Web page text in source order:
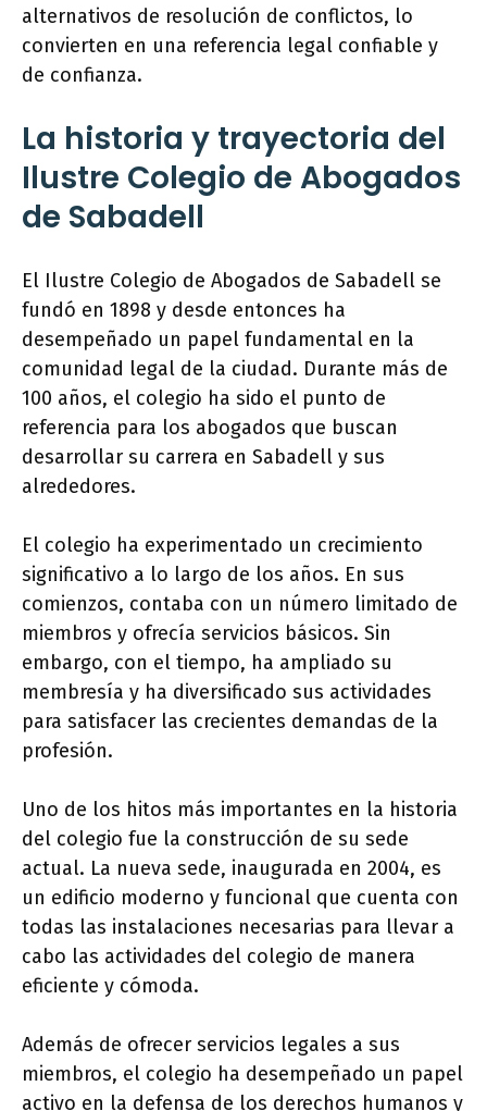
alternativos de resolución de conflictos, lo
convierten en una referencia legal confiable y
de confianza.
La historia y trayectoria del
Ilustre Colegio de Abogados
de Sabadell
El Ilustre Colegio de Abogados de Sabadell se
fundó en 1898 y desde entonces ha
desempeñado un papel fundamental en la
comunidad legal de la ciudad. Durante más de
100 años, el colegio ha sido el punto de
referencia para los abogados que buscan
desarrollar su carrera en Sabadell y sus
alrededores.
El colegio ha experimentado un crecimiento
significativo a lo largo de los años. En sus
comienzos, contaba con un número limitado de
miembros y ofrecía servicios básicos. Sin
embargo, con el tiempo, ha ampliado su
membresía y ha diversificado sus actividades
para satisfacer las crecientes demandas de la
profesión.
Uno de los hitos más importantes en la historia
del colegio fue la construcción de su sede
actual. La nueva sede, inaugurada en 2004, es
un edificio moderno y funcional que cuenta con
todas las instalaciones necesarias para llevar a
cabo las actividades del colegio de manera
eficiente y cómoda.
Además de ofrecer servicios legales a sus
miembros, el colegio ha desempeñado un papel
activo en la defensa de los derechos humanos y